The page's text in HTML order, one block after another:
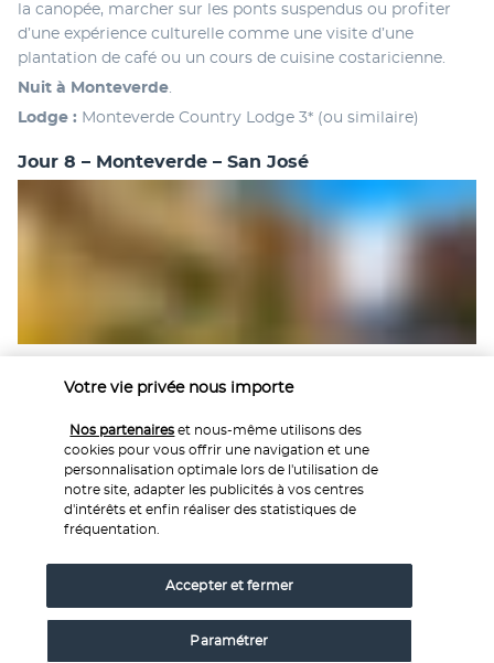
la canopée, marcher sur les ponts suspendus ou profiter
d’une expérience culturelle comme une visite d’une
plantation de café ou un cours de cuisine costaricienne.
Nuit à Monteverde
Lodge : Monteverde Country Lodge 3* (ou similaire)
Jour 8 – Monteverde – San José
retrouvez un représentant local à la réception de l’hôtel
3,5h). À votre arrivée, vers midi,
temps libre pour vous détendre ou partir à la
découverte de la capitale costaricienne par vous-même.
Nuit à San José
Jour 9 – San José – Île Tortuga – San José
Votre vie privée nous importe
Nos partenaires et nous-même utilisons des
cookies pour vous offrir une navigation et une
personnalisation optimale lors de l'utilisation de
notre site, adapter les publicités à vos centres
d'intérêts et enfin réaliser des statistiques de
fréquentation.
Paramétrer
Accepter et fermer